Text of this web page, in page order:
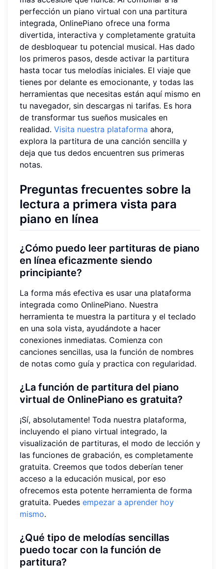
perfección un piano virtual con una partitura
integrada, OnlinePiano ofrece una forma
divertida, interactiva y completamente gratuita
de desbloquear tu potencial musical. Has dado
los primeros pasos, desde activar la partitura
hasta tocar tus melodías iniciales. El viaje que
tienes por delante es emocionante, y todas las
herramientas que necesitas están aquí mismo en
tu navegador, sin descargas ni tarifas. Es hora
de transformar tus sueños musicales en
realidad. Visita nuestra plataforma ahora,
explora la partitura de una canción sencilla y
deja que tus dedos encuentren sus primeras
notas.
Preguntas frecuentes sobre la
lectura a primera vista para
piano en línea
¿Cómo puedo leer partituras de piano
en línea eficazmente siendo
principiante?
La forma más efectiva es usar una plataforma
integrada como OnlinePiano. Nuestra
herramienta te muestra la partitura y el teclado
en una sola vista, ayudándote a hacer
conexiones inmediatas. Comienza con
canciones sencillas, usa la función de nombres
de notas como guía y practica con regularidad.
¿La función de partitura del piano
virtual de OnlinePiano es gratuita?
¡Sí, absolutamente! Toda nuestra plataforma,
incluyendo el piano virtual integrado, la
visualización de partituras, el modo de lección y
las funciones de grabación, es completamente
gratuita. Creemos que todos deberían tener
acceso a la educación musical, por eso
ofrecemos esta potente herramienta de forma
gratuita. Puedes empezar a aprender hoy
mismo.
¿Qué tipo de melodías sencillas
puedo tocar con la función de
partitura?